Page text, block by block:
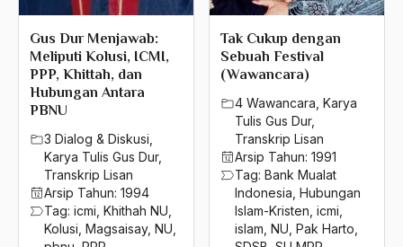
Gus Dur Menjawab:
Meliputi Kolusi, ICMI,
PPP, Khittah, dan
Hubungan Antara
PBNU
3 Dialog & Diskusi
Karya Tulis Gus Dur,
Transkrip Lisan
Arsip Tahun: 1994
Tag: icmi Khithah NU
Kolusi Magsaisay, NU
Tak Cukup dengan
Sebuah Festival
(Wawancara)
4 Wawancara Karya
Tulis Gus Dur,
Transkrip Lisan
Arsip Tahun: 1991
Tag: Bank Mualat
Indonesia Hubungan
Islam-Kristen icmi
islam NU Pak Harto
1975
1974
1973
1972
1971
Imam Khumaini
Imam Nahrawi
Imam Syafi'i
Iman
IMF
Imperalisme Barat
india